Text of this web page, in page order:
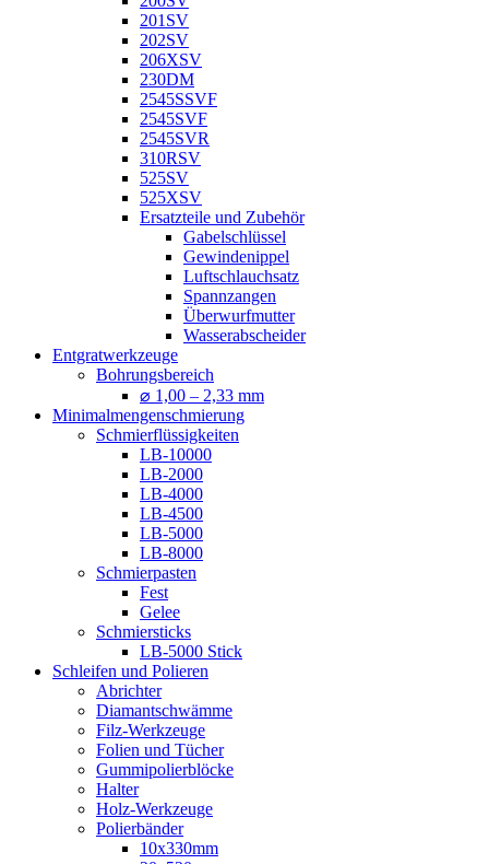
201SV
202SV
206XSV
230DM
2545SSVF
2545SVF
2545SVR
310RSV
525SV
525XSV
Ersatzteile und Zubehör
Gabelschlüssel
Gewindenippel
Luftschlauchsatz
Spannzangen
Überwurfmutter
Wasserabscheider
Entgratwerkzeuge
Bohrungsbereich
⌀ 1,00 – 2,33 mm
Minimalmengenschmierung
Schmierflüssigkeiten
LB-10000
LB-2000
LB-4000
LB-4500
LB-5000
LB-8000
Schmierpasten
Fest
Gelee
Schmiersticks
LB-5000 Stick
Schleifen und Polieren
Abrichter
Diamantschwämme
Filz-Werkzeuge
Folien und Tücher
Gummipolierblöcke
Halter
Holz-Werkzeuge
Polierbänder
10x330mm